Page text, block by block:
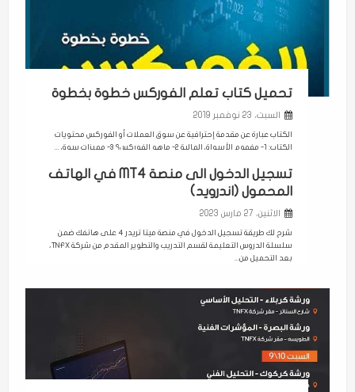
تحميل كتاب تعلم الفوركس خطوة بخطوة
السبت، 23 نوفمبر 2019
الكتاب عبارة عن مقدمة إحترافية عن سوق العملات أو الفوركس محتويات
الكتاب: 1- مفهوم الأسواق المالية 2- ماهو الفوركس؟ 3- مميزات سوق ...
تسجيل الدخول الى منصة MT4 في الهاتف
المحمول (اندرويد)
الاثنين، 27 مارس 2023
شرح لك طريقة تسجيل الدخول في منصة ميتا تريدر 4 على هاتفك ضمن
سلسلة الدروس التعليمة لقسم التدريب والتطوير المقدم من شركة TNFX،
بعد التحميل من...